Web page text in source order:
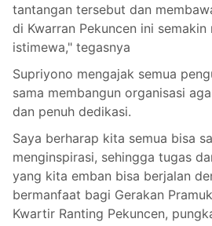
tantangan tersebut dan
di Kwarran Pekuncen ini semakin
istimewa," tegasnya
Supriyono mengajak semua
sama membangun organisasi
dan penuh dedikasi.
Saya berharap kita semua bisa
menginspirasi, sehingga tugas
yang kita emban bisa berjalan
bermanfaat bagi Gerakan
Kwartir Ranting Pekuncen,